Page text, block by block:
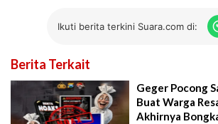
Ikuti berita terkini Suara.com di:
Berita Terkait
Geger Pocong
Buat Warga
Akhirnya